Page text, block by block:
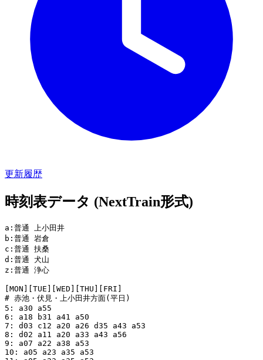
更新履歴
時刻表データ (NextTrain形式)
a:普通 上小田井
b:普通 岩倉
c:普通 扶桑
d:普通 犬山
z:普通 浄心
[MON][TUE][WED][THU][FRI]
# 赤池・伏見・上小田井方面(平日)
5: a30 a55
6: a18 b31 a41 a50
7: d03 c12 a20 a26 d35 a43 a53
8: d02 a11 a20 a33 a43 a56
9: a07 a22 a38 a53
10: a05 a23 a35 a53